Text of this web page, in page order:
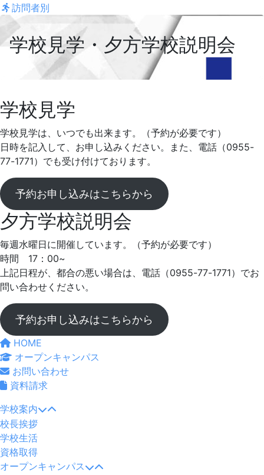
訪問者別
学校見学・夕方学校説明会
学
校
見
学・
夕
方
学
校
説
明
会
2023
年
2
月
学校見学
学校見学は、いつでも出来ます。（予約が必要です）
日時を記入して、お申し込みください。また、電話（0955-
77-1771）でも受け付けております。
予約お申し込みはこちらから
夕方学校説明会
毎週水曜日に開催しています。（予約が必要です）
時間 17：00~
上記日程が、都合の悪い場合は、電話（0955-77-1771）でお
問い合わせください。
予約お申し込みはこちらから
HOME
オープンキャンパス
お問い合わせ
資料請求
学校案内
校長挨拶
学校生活
資格取得
オープンキャンパス